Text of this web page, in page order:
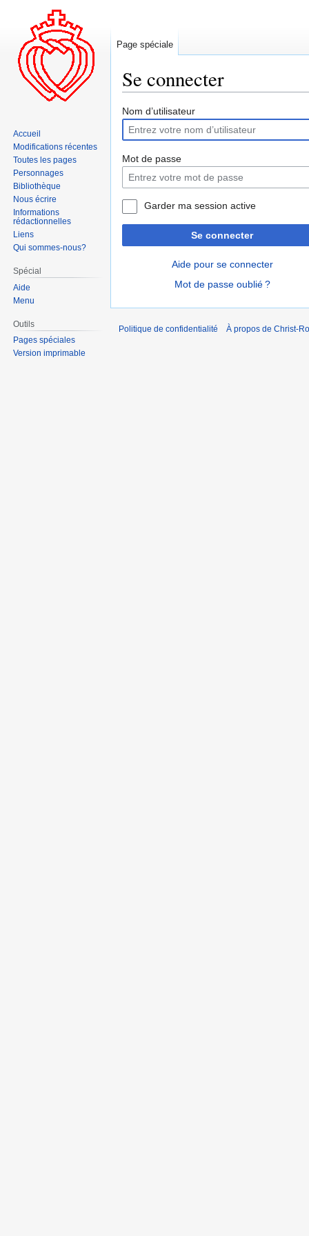
Se connecter
Aller
la
navigation
Aller
la
recherche
Nom d’utilisateur
Mot de passe
Garder ma session active
Se connecter
Aide pour se connecter
Mot de passe oublié ?
Page spéciale
Accueil
Modifications récentes
Toutes les pages
Personnages
Bibliothèque
Nous écrire
Informations
rédactionnelles
Liens
Qui sommes-nous?
Spécial
Aide
Menu
Outils
Pages spéciales
Version imprimable
Politique de confidentialité À propos de Christ-